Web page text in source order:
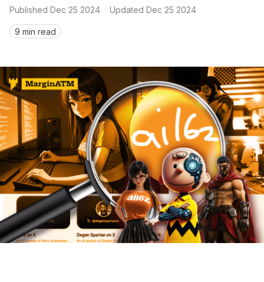
Công Cụ Đầu Tư
Published Dec 25 2024 Updated Dec 25 2024
9 min read